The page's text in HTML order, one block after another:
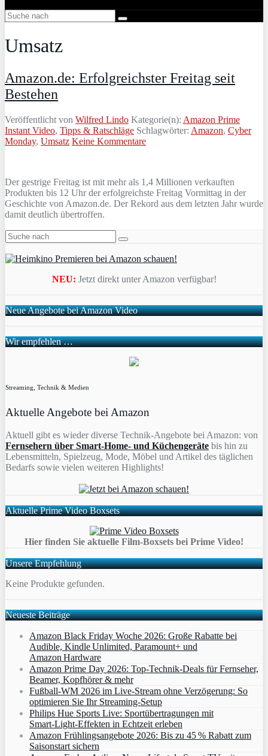
Umsatz
Amazon.de: Erfolgreichster Freitag seit
Bestehen
Veröffentlicht von Wilfred Lindo Kategorie(n): Amazon Prime
Instant Video, Tipps & Ratschläge Schlagwörter: Amazon, Cyber
Monday, Umsatz Keine Kommentare
Der gestrige Freitag ist mit mehr als 1,4 Millionen verkauften
Produkten bis 12 Uhr der erfolgreichste Freitag Vormittag in der
Geschichte von Amazon.de. Der Rekord aus dem letzten Jahr wurde
damit deutlich übertroffen.
NEU: Jetzt direkt unter Amazon verfügbar!
Neue Angebote bei Amazon Video
Wir empfehlen …
Streaming, Technik & Medien
Aktuelle Angebote bei Amazon
Aktuell gibt es wieder diverse Technik-Angebote bei Amazon: von
Fernsehern über Smart-Home- und Küchengeräte bis hin zu
Lebensmitteln, Spielzeug, Mode, Möbel und Artikel des täglichen
Bedarfs sowie vielen weiteren Highlights!
Aktuelle Prime Video Boxsets
Hier finden Sie aktuelle Film-Boxsets bei Prime Video!
Unsere Empfehlung
Keine Produkte gefunden.
Neueste Beiträge
Amazon Black Friday Woche 2026: Große Rabatte bei
Audible, Kindle Unlimited, Paramount+ und
Amazon Hardware
Amazon Prime Day 2026: Top-Technik-Deals für Fernseher,
Beamer, Kopfhörer & mehr
Fußball-WM 2026 im Live-Stream ohne Verzögerung: So
optimieren Sie Ihr Streaming-Setup
Philips Hue Sports Live: Sportübertragungen mit
Smart‑Light‑Effekten in Echtzeit erleben
Amazon Frühlingsangebote 2026: Bis zu 45 % Rabatt zum
Saisonstart sichern